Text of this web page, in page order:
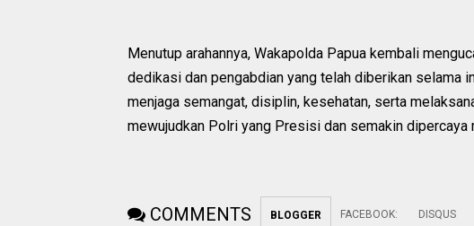
Menutup arahannya, Wakapolda Papua kembali
dedikasi dan pengabdian yang telah diberikan selama
menjaga semangat, disiplin, kesehatan, serta
mewujudkan Polri yang Presisi dan semakin dipercaya
COMMENTS BLOGGER FACEBOOK: DISQUS